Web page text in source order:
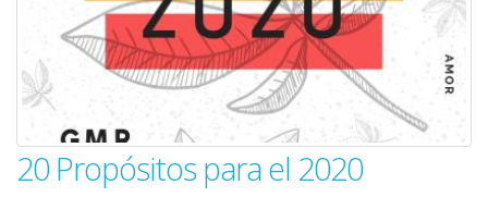
20 Propósitos para el 2020